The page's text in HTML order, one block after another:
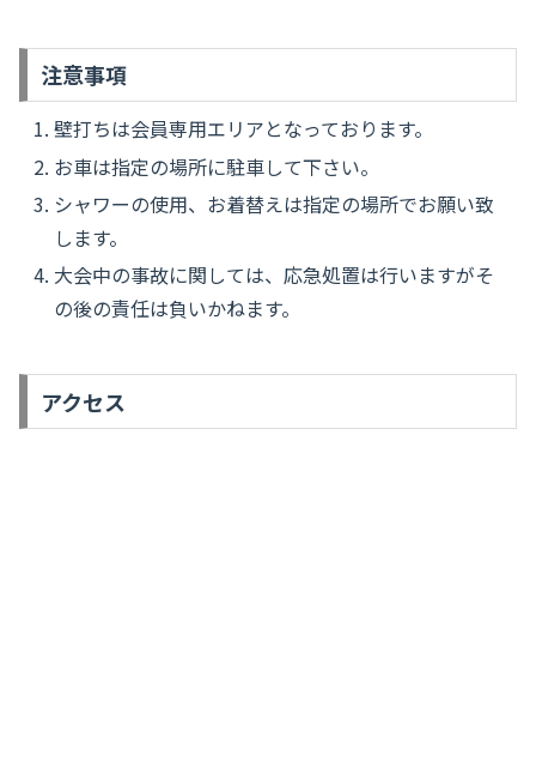
注意事項
壁打ちは会員専用エリアとなっております。
お車は指定の場所に駐車して下さい。
シャワーの使用、お着替えは指定の場所でお願い致
します。
大会中の事故に関しては、応急処置は行いますがそ
の後の責任は負いかねます。
アクセス